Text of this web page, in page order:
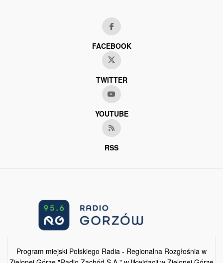
FACEBOOK
TWITTER
YOUTUBE
RSS
Program miejski Polskiego Radia - Regionalna Rozgłośnia w